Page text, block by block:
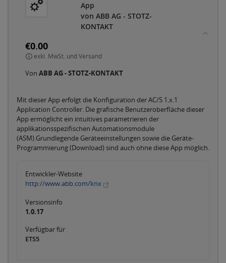
App
von ABB AG - STOTZ-
KONTAKT
€0.00
exkl. MwSt. und Versand
Von ABB AG - STOTZ-KONTAKT
Mit dieser App erfolgt die Konfiguration der AC/S 1.x.1
Application Controller. Die grafische Benutzeroberfläche dieser
App ermöglicht ein intuitives parametrieren der
applikationsspezifischen Automationsmodule
(ASM).Grundlegende Geräteeinstellungen sowie die Geräte-
Programmierung (Download) sind auch ohne diese App möglich.
Entwickler-Website
http://www.abb.com/knx
Versionsinfo
1.0.17
Verfügbar für
ETS5